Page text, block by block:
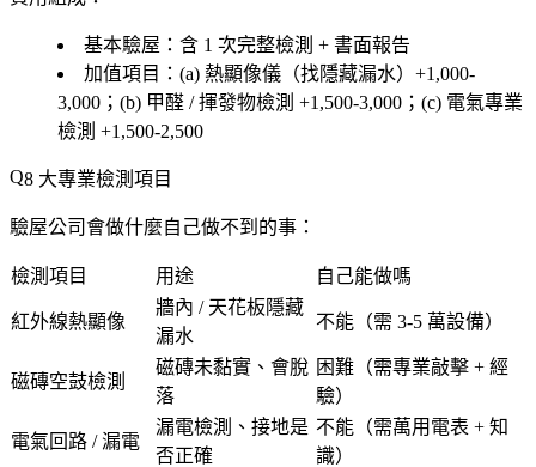
基本驗屋 ：含 1 次完整檢測 + 書面報告
加值項目 ：(a) 熱顯像儀 （找隱藏漏水）+1,000-
3,000；(b) 甲醛 / 揮發物檢測 +1,500-3,000；(c) 電氣專業
檢測 +1,500-2,500
8 大專業檢測項目
驗屋公司會做什麼自己做不到的事 ：
檢測項目 用途 自己能做嗎
紅外線熱顯像
牆內 / 天花板隱藏
漏水
不能（需 3-5 萬設備）
磁磚空鼓檢測
磁磚未黏實、會脫
落
困難 （需專業敲擊 + 經
驗）
電氣回路 / 漏電
漏電檢測、接地是
否正確
不能（需萬用電表 + 知
識）